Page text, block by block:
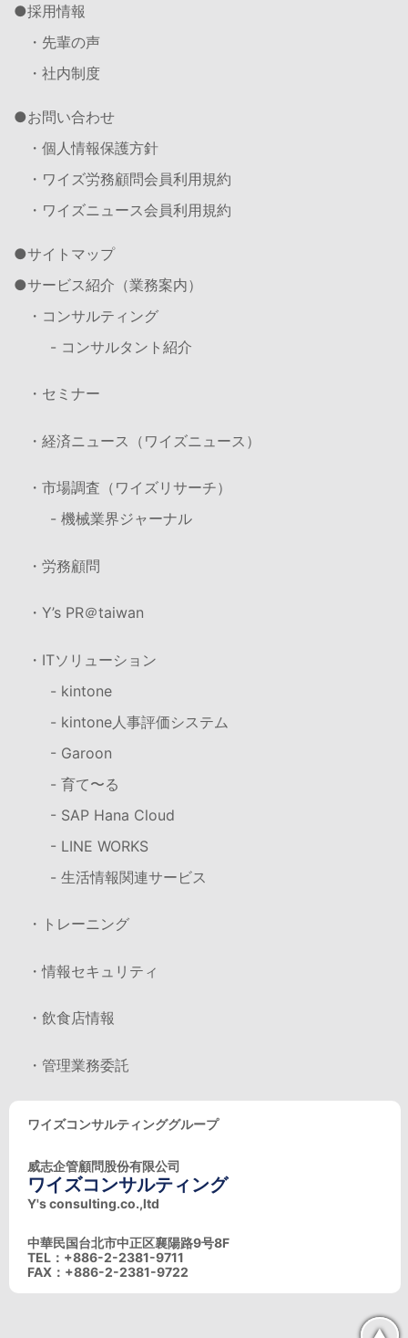
採用情報
・先輩の声
・社内制度
お問い合わせ
・個人情報保護方針
・ワイズ労務顧問会員利用規約
・ワイズニュース会員利用規約
サイトマップ
サービス紹介（業務案内）
・コンサルティング
- コンサルタント紹介
・セミナー
・経済ニュース（ワイズニュース）
・市場調査（ワイズリサーチ）
- 機械業界ジャーナル
・労務顧問
・Y’s PR＠taiwan
・ITソリューション
- kintone
- kintone人事評価システム
- Garoon
- 育て〜る
- SAP Hana Cloud
- LINE WORKS
- 生活情報関連サービス
・トレーニング
・情報セキュリティ
・飲食店情報
・管理業務委託
ワイズコンサルティンググループ
威志企管顧問股份有限公司
ワイズコンサルティング
Y's consulting.co.,ltd
中華民国台北市中正区襄陽路9号8F
TEL：+886-2-2381-9711
FAX：+886-2-2381-9722